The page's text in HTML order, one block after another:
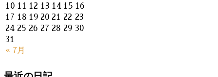
« 7月
10 11 12 13 14 15 16
17 18 19 20 21 22 23
24 25 26 27 28 29 30
31